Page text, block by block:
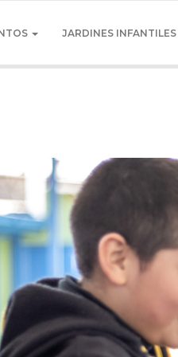
JARDINES INFANTILES